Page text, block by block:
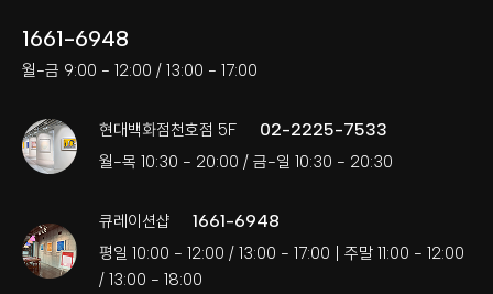
1661-6948
월-금 9:00 - 12:00 / 13:00 - 17:00
현대백화점천호점 5F 02-2225-7533
월-목 10:30 - 20:00 / 금-일 10:30 - 20:30
큐레이션샵 1661-6948
평일 10:00 - 12:00 / 13:00 - 17:00 | 주말 11:00 - 12:00
/ 13:00 - 18:00